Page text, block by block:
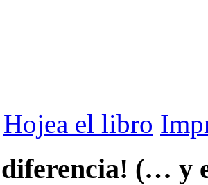
Hojea el libro
diferencia! (… y